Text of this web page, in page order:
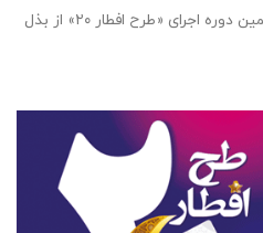
خانواده محترم اسلامی، حامی پنجمین دوره اجرای «طرح افطار ۲۰» از بذل